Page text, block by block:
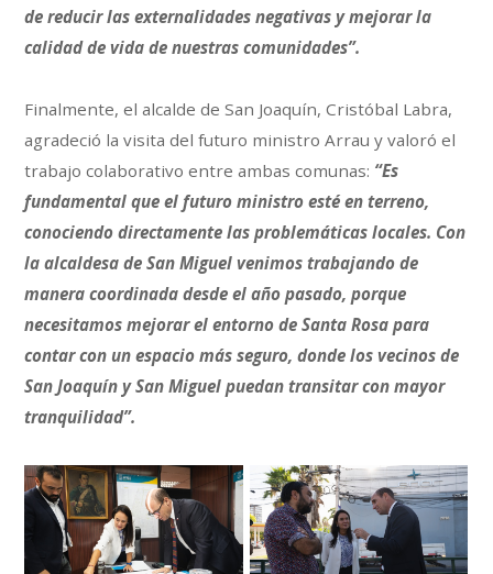
de reducir las externalidades negativas y mejorar la
calidad de vida de nuestras comunidades”.
Finalmente, el alcalde de San Joaquín, Cristóbal Labra,
agradeció la visita del futuro ministro Arrau y valoró el
trabajo colaborativo entre ambas comunas: “Es
fundamental que el futuro ministro esté en terreno,
conociendo directamente las problemáticas locales. Con
la alcaldesa de San Miguel venimos trabajando de
manera coordinada desde el año pasado, porque
necesitamos mejorar el entorno de Santa Rosa para
contar con un espacio más seguro, donde los vecinos de
San Joaquín y San Miguel puedan transitar con mayor
tranquilidad”.